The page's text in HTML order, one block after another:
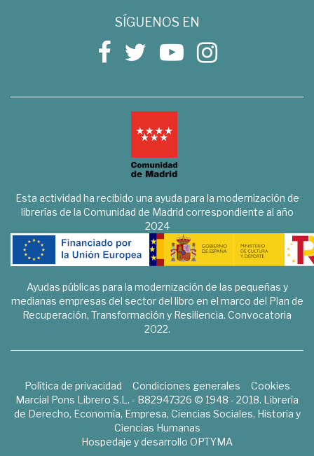
SÍGUENOS EN
Esta actividad ha recibido una ayuda para la modernización de
librerías de la Comunidad de Madrid correspondiente al año
2024
Ayudas públicas para la modernización de las pequeñas y
medianas empresas del sector del libro en el marco del Plan de
Recuperación, Transformación y Resiliencia. Convocatoria
2022.
Política de privacidad Condiciones generales
Cookies
Marcial Pons Librero S.L. - B82947326 © 1948 - 2018. Librería
de Derecho, Economía, Empresa, Ciencias Sociales, Historia y
Ciencias Humanas
Hospedaje y desarrollo OPTYMA